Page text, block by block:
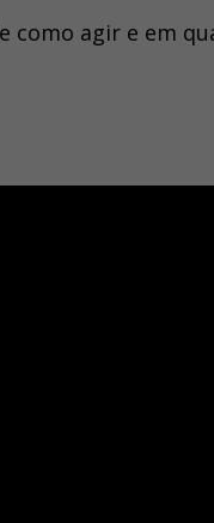
como agir e em